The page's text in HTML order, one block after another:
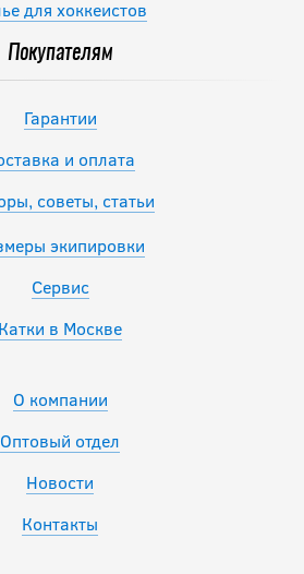
для хоккеистов
Покупателям
Гарантии
и оплата
советы, статьи
экипировки
Сервис
Катки в Москве
О компании
Оптовый отдел
Новости
Контакты